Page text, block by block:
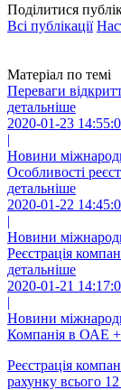
Поділитися
Всі публікації
Матеріал по темі
Переваги
детальніше
2020-01-23
|
Новини
Особливості
детальніше
2020-01-22
|
Новини
Реєстрація
детальніше
2020-01-21
|
Новини
Компанія в ОАЕ
Реєстрація
рахунку всього